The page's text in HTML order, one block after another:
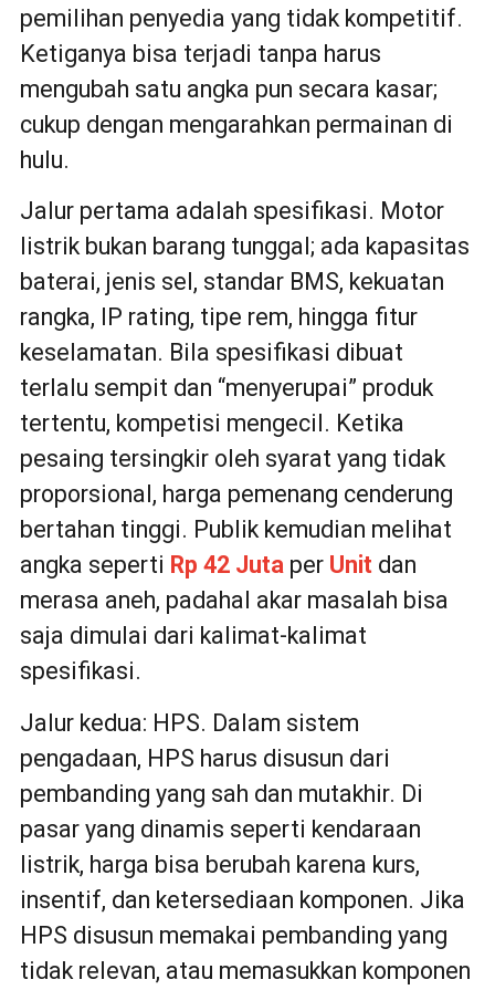
pemilihan penyedia yang tidak kompetitif.
Ketiganya bisa terjadi tanpa harus
mengubah satu angka pun secara kasar;
cukup dengan mengarahkan permainan di
hulu.
Jalur pertama adalah spesifikasi. Motor
listrik bukan barang tunggal; ada kapasitas
baterai, jenis sel, standar BMS, kekuatan
rangka, IP rating, tipe rem, hingga fitur
keselamatan. Bila spesifikasi dibuat
terlalu sempit dan “menyerupai” produk
tertentu, kompetisi mengecil. Ketika
pesaing tersingkir oleh syarat yang tidak
proporsional, harga pemenang cenderung
bertahan tinggi. Publik kemudian melihat
angka seperti Rp 42 Juta per Unit dan
merasa aneh, padahal akar masalah bisa
saja dimulai dari kalimat-kalimat
spesifikasi.
Jalur kedua: HPS. Dalam sistem
pengadaan, HPS harus disusun dari
pembanding yang sah dan mutakhir. Di
pasar yang dinamis seperti kendaraan
listrik, harga bisa berubah karena kurs,
insentif, dan ketersediaan komponen. Jika
HPS disusun memakai pembanding yang
tidak relevan, atau memasukkan komponen